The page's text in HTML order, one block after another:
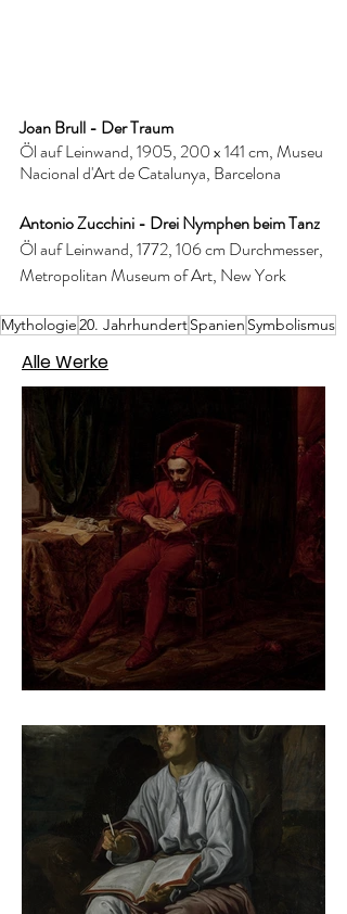
Joan Brull - Der Traum
Öl auf Leinwand, 1905, 200 x 141 cm, Museu
Nacional d'Art de Catalunya, Barcelona
Antonio Zucchini - Drei Nymphen beim Tanz
Öl auf Leinwand, 1772, 106 cm Durchmesser,
Metropolitan Museum of Art, New York
Mythologie20. JahrhundertSpanien Symbolismus
Alle Werke